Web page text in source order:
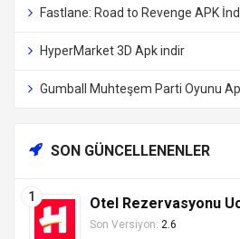
Fastlane: Road to Revenge APK
HyperMarket 3D Apk indir
Gumball Muhteşem Parti Oyunu
SON GÜNCELLENENLER
Otel Rezervasyonu
Son Versiyon: 2.6